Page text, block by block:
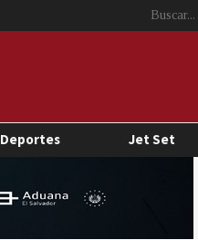
Deportes Jet Set